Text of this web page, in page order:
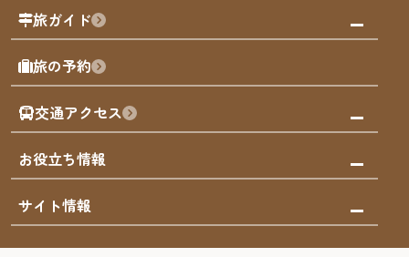
福岡を楽しむ
福岡のアート
福岡のナイトタイム
福岡の歴史・文化
サステナブルツーリズム
福岡検定
よかなび音声ガイド
観る・遊ぶ
屋台
買う
体験
泊まる
旅ガイド
モデルコース
AIおまかせコース
オリジナルプラン
みんなの旅行記
旅の予約
交通アクセス
市内交通ガイド
お得なチケット
お役立ち情報
お知らせ
災害情報
サイト情報
まち歩き・体験プログラム掲載申込